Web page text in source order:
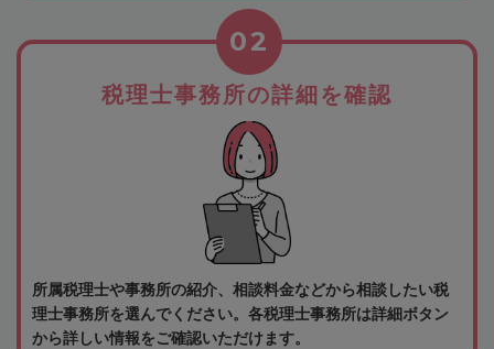
税理士事務所の詳細を確認
02
所属税理士や事務所の紹介、相談料金などから相談したい税
理士事務所を選んでください。各税理士事務所は詳細ボタン
から詳しい情報をご確認いただけます。